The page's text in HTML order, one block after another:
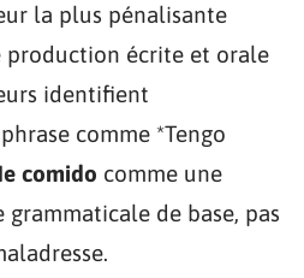
la plus pénalisante
production écrite et orale
identifient
comme *Tengo
comido comme une
de base, pas